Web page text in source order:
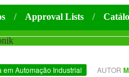
Approval Lists
em Automação Industrial AUTOR